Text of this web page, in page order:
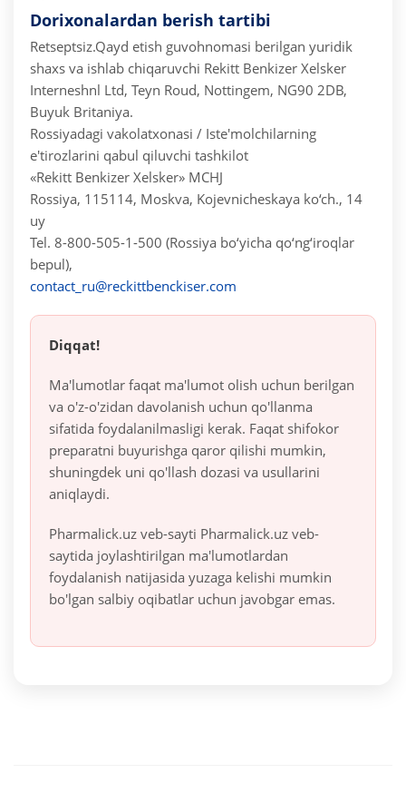
Dorixonalardan berish tartibi
Retseptsiz.Qayd etish guvohnomasi berilgan yuridik
shaxs va ishlab chiqaruvchi Rekitt Benkizer Xelsker
Interneshnl Ltd, Teyn Roud, Nottingem, NG90 2DB,
Buyuk Britaniya.
Rossiyadagi vakolatxonasi / Iste'molchilarning
e'tirozlarini qabul qiluvchi tashkilot
«Rekitt Benkizer Xelsker» MCHJ
Rossiya, 115114, Moskva, Kojevnicheskaya ko‘ch., 14
uy
Tel. 8-800-505-1-500 (Rossiya bo‘yicha qo‘ng‘iroqlar
bepul),
contact_ru@reckittbenckiser.com
Diqqat!
Ma'lumotlar faqat ma'lumot olish uchun berilgan
va o'z-o'zidan davolanish uchun qo'llanma
sifatida foydalanilmasligi kerak. Faqat shifokor
preparatni buyurishga qaror qilishi mumkin,
shuningdek uni qo'llash dozasi va usullarini
aniqlaydi.
Pharmalick.uz veb-sayti Pharmalick.uz veb-
saytida joylashtirilgan ma'lumotlardan
foydalanish natijasida yuzaga kelishi mumkin
bo'lgan salbiy oqibatlar uchun javobgar emas.